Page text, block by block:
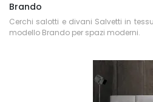
Brando
Cerchi salotti e divani Salvetti in
modello Brando per spazi moderni.